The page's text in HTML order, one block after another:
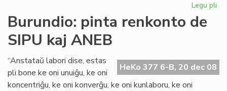
Legu pli
Burundio: pinta renkonto de
SIPU kaj ANEB
HeKo 377 6-B, 20 dec 08
“Anstataŭ labori dise, estas
pli bone ke oni unuiĝu, ke oni
koncentriĝu, ke oni konverĝu, ke oni kunlaboru, ke oni